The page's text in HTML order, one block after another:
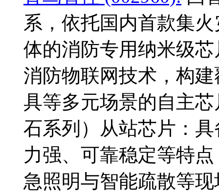
系，依托国内首款集
体的消防专用纳米级
消防物联网技术，构
具等多元场景的自主
石系列）从站芯片：
力强、可靠稳定等特
急照明与智能疏散等